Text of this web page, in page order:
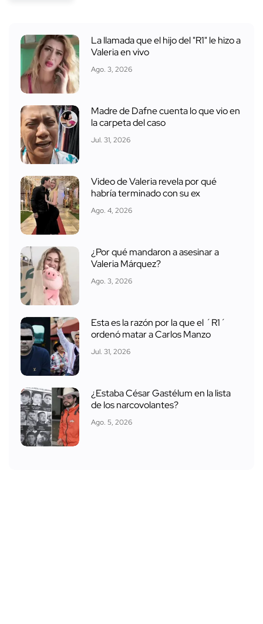
La llamada que el hijo del "R1" le hizo a
Valeria en vivo
Ago. 3, 2026
Madre de Dafne cuenta lo que vio en
la carpeta del caso
Jul. 31, 2026
Video de Valeria revela por qué
habría terminado con su ex
Ago. 4, 2026
¿Por qué mandaron a asesinar a
Valeria Márquez?
Ago. 3, 2026
Esta es la razón por la que el ´R1´
ordenó matar a Carlos Manzo
Jul. 31, 2026
¿Estaba César Gastélum en la lista
de los narcovolantes?
Ago. 5, 2026